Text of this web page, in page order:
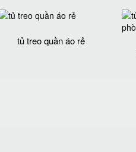
tủ treo quần áo rẻ